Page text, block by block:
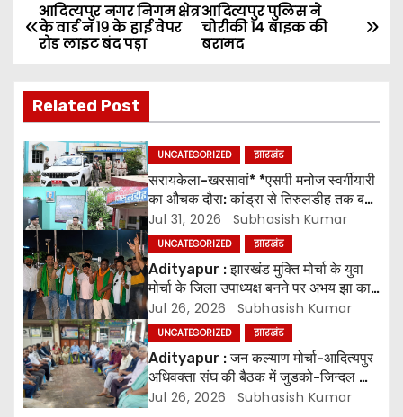
P
o
s
t
n
a
v
i
g
a
t
आदित्यपुर पुलिस ने
चोरीकी 14 बाइक की
बरामद
आदित्यपुर नगर निगम क्षेत्र
के वार्ड नं 19 के हाई वेपर
रोड लाइट बंद पड़ा
Related Post
UNCATEGORIZED झारखंड
सरायकेला-खरसावां* *एसपी मनोज स्वर्गीयारी
का औचक दौरा: कांड्रा से तिरुलडीह तक बज
गई हाजिरी* *”फाइल नहीं, फील्ड में काम दिखे”
– लंबित केस और वारंट पर ध्यान दिया जाए.
Jul 31, 2026 Subhasish Kumar
UNCATEGORIZED झारखंड
Adityapur : झारखंड मुक्ति मोर्चा के युवा
मोर्चा के जिला उपाध्यक्ष बनने पर अभय झा का
स्वागत
Jul 26, 2026 Subhasish Kumar
UNCATEGORIZED झारखंड
Adityapur : जन कल्याण मोर्चा-आदित्यपुर
अधिवक्ता संघ की बैठक में जुडको-जिन्दल की
वादाखिलाफी की निन्दा
Jul 26, 2026 Subhasish Kumar